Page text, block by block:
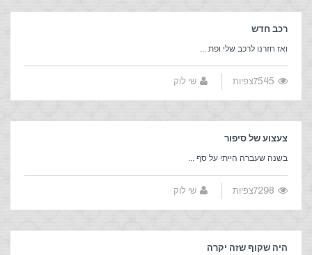
רכב חדש
ואז חזרנו לרכב שלי ופת ...
7545צפיות שי לוק
צעצוע של סיפור
בשנה שעברה הייתי על סף ...
7298צפיות שי לוק
היה שקוף שזה יקרה